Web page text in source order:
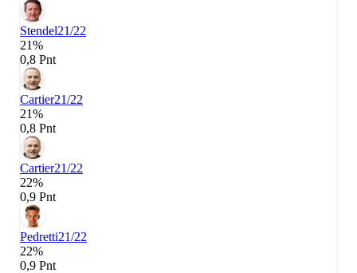
Stendel21/22
21%
0,8 Pnt
Cartier21/22
21%
0,8 Pnt
Cartier21/22
22%
0,9 Pnt
Pedretti21/22
22%
0,9 Pnt